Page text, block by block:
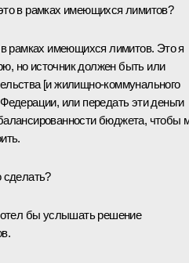
в рамках имеющихся лимитов?
рамках имеющихся лимитов. Это я
но источник должен быть или
[и жилищно-коммунального
или передать эти деньги
бюджета, чтобы
сделать?
бы услышать решение